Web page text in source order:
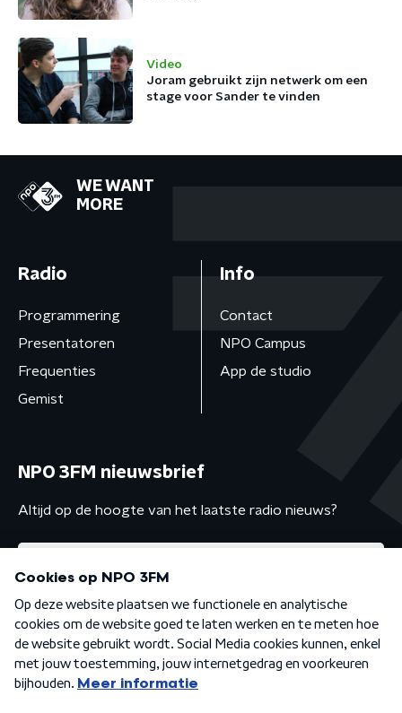
Video
Joram gebruikt zijn netwerk om een
stage voor Sander te vinden
WE WANT
MORE
Radio
Programmering
Presentatoren
Frequenties
Gemist
Info
Contact
NPO Campus
App de studio
NPO 3FM nieuwsbrief
Altijd op de hoogte van het laatste radio nieuws?
Algemene voorwaarden Privacybeleid